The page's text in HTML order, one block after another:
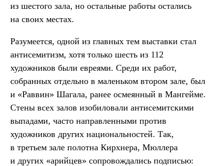
из шестого зала, но остальные работы остались
на своих местах.
Разумеется, одной из главных тем выставки стал
антисемитизм, хотя только шесть из 112
художников были евреями. Среди их работ,
собранных отдельно в маленьком втором зале, был
и «Раввин» Шагала, ранее осмеянный в Мангейме.
Стены всех залов изобиловали антисемитскими
выпадами, часто направленными против
художников других национальностей. Так,
в третьем зале полотна Кирхнера, Мюллера
и других «арийцев» сопровождались подписью: